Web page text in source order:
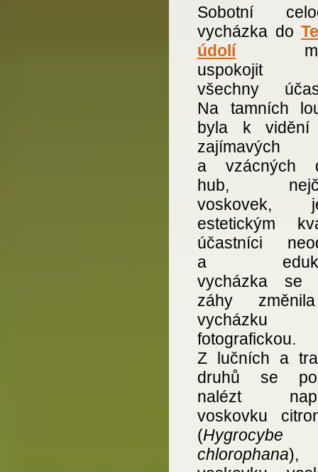
Sobotní
vycházka do
údolí
uspokojit
všechny
Na tamních
byla k vidění
zajímavých
a vzácných
hub,
voskovek,
estetickým
účastníci
a
vycházka se
záhy
vycházku
fotografickou.
Z lučních a
druhů se
nalézt
voskovku
(Hygrocybe
chlorophana),